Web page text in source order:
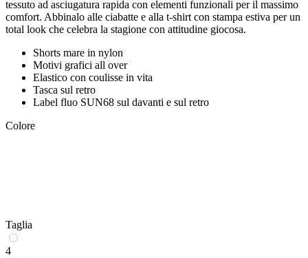
tessuto ad asciugatura rapida con elementi funzionali per il massimo
comfort. Abbinalo alle ciabatte e alla t-shirt con stampa estiva per un
total look che celebra la stagione con attitudine giocosa.
Shorts mare in nylon
Motivi grafici all over
Elastico con coulisse in vita
Tasca sul retro
Label fluo SUN68 sul davanti e sul retro
Colore
Taglia
4